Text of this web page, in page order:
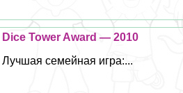
Dice Tower Award — 2010
Лучшая семейная игра:...